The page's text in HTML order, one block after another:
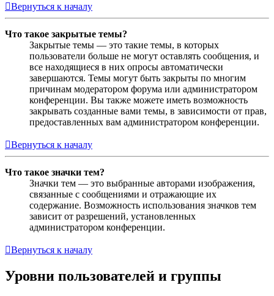
Вернуться к началу
Что такое закрытые темы?
Закрытые темы — это такие темы, в которых
пользователи больше не могут оставлять сообщения, и
все находящиеся в них опросы автоматически
завершаются. Темы могут быть закрыты по многим
причинам модератором форума или администратором
конференции. Вы также можете иметь возможность
закрывать созданные вами темы, в зависимости от прав,
предоставленных вам администратором конференции.
Вернуться к началу
Что такое значки тем?
Значки тем — это выбранные авторами изображения,
связанные с сообщениями и отражающие их
содержание. Возможность использования значков тем
зависит от разрешений, установленных
администратором конференции.
Вернуться к началу
Уровни пользователей и группы